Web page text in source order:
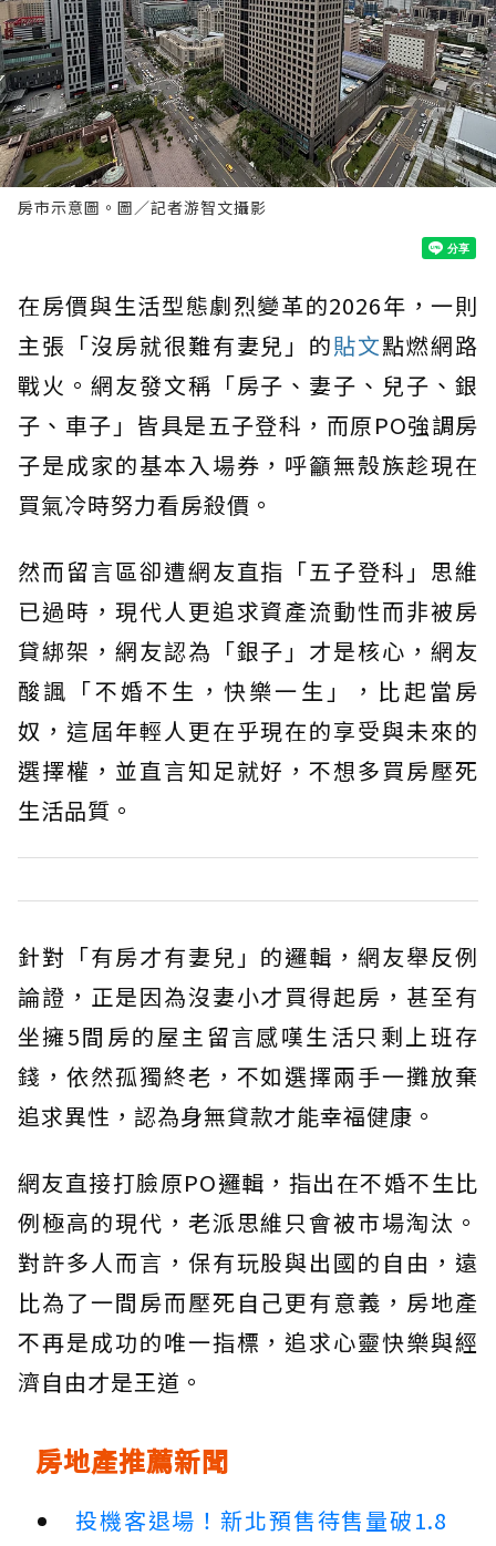
房市示意圖。圖／記者游智文攝影
在房價與生活型態劇烈變革的2026年，一則
主張「沒房就很難有妻兒」的貼文點燃網路
戰火。網友發文稱「房子、妻子、兒子、銀
子、車子」皆具是五子登科，而原PO強調房
子是成家的基本入場券，呼籲無殼族趁現在
買氣冷時努力看房殺價。
然而留言區卻遭網友直指「五子登科」思維
已過時，現代人更追求資產流動性而非被房
貸綁架，網友認為「銀子」才是核心，網友
酸諷「不婚不生，快樂一生」，比起當房
奴，這屆年輕人更在乎現在的享受與未來的
選擇權，並直言知足就好，不想多買房壓死
生活品質。
針對「有房才有妻兒」的邏輯，網友舉反例
論證，正是因為沒妻小才買得起房，甚至有
坐擁5間房的屋主留言感嘆生活只剩上班存
錢，依然孤獨終老，不如選擇兩手一攤放棄
追求異性，認為身無貸款才能幸福健康。
網友直接打臉原PO邏輯，指出在不婚不生比
例極高的現代，老派思維只會被市場淘汰。
對許多人而言，保有玩股與出國的自由，遠
比為了一間房而壓死自己更有意義，房地產
不再是成功的唯一指標，追求心靈快樂與經
濟自由才是王道。
房地產推薦新聞
投機客退場！新北預售待售量破1.8